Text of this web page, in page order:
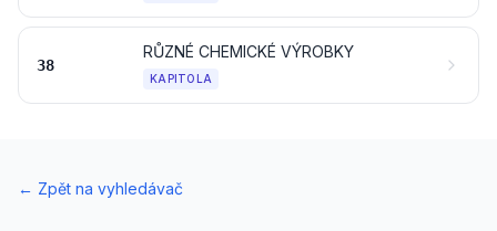
38
RŮZNÉ CHEMICKÉ VÝROBKY
KAPITOLA
← Zpět na vyhledávač